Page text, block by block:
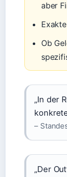
aber
Ob
„In der
–
„Der